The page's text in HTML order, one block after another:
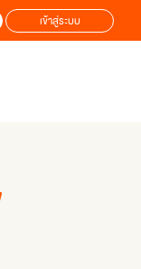
เข้าสู่ระบบ